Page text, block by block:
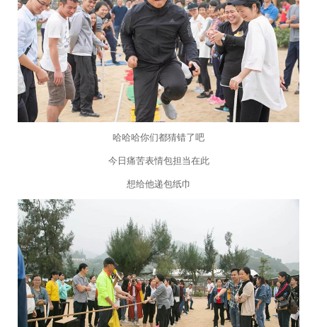
哈哈哈你们都猜错了吧
今日痛苦表情包担当在此
想给他递包纸巾